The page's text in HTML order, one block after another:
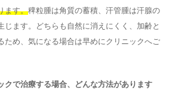
ます。稗粒腫は角質の蓄積、汗管腫は汗腺の
じます。どちらも自然に消えにくく、加齢と
ため、気になる場合は早めにクリニックへご
クで治療する場合、どんな方法があります